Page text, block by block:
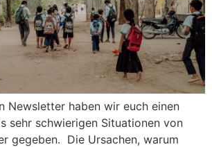
Newsletter haben wir euch einen
sehr schwierigen Situationen von
gegeben. Die Ursachen, warum